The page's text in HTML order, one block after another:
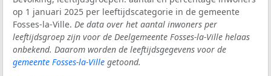
op 1 januari 2025 per leeftijdscategorie in de gemeente
Fosses-la-Ville. De data over het aantal inwoners per
leeftijdsgroep zijn voor de Deelgemeente Fosses-la-Ville helaas
onbekend. Daarom worden de leeftijdsgegevens voor de
gemeente Fosses-la-Ville getoond.